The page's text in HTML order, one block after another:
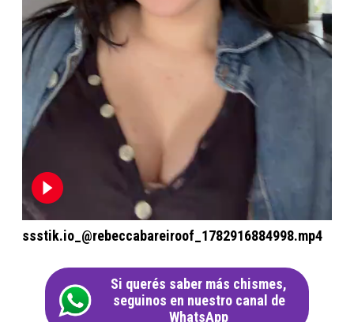
ssstik.io_@rebeccabareiroof_1782916884998.mp4
Si querés saber más chismes,
seguinos en nuestro canal de
WhatsApp